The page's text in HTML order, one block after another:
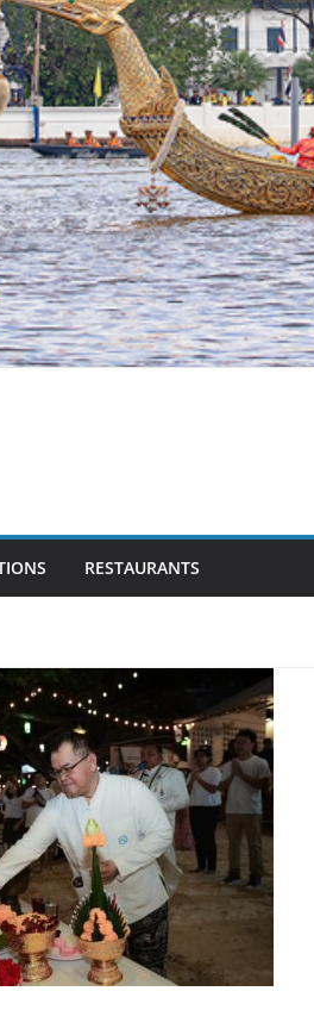
RESTAURANTS